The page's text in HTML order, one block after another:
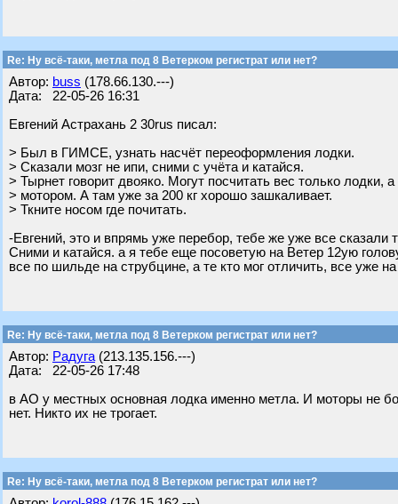
Re: Ну всё-таки, метла под 8 Ветерком регистрат или нет?
Автор: buss (178.66.130.---)
Дата: 22-05-26 16:31
Евгений Астрахань 2 30rus писал:
> Был в ГИМСЕ, узнать насчёт переоформления лодки.
> Сказали мозг не ипи, сними с учёта и катайся.
> Тырнет говорит двояко. Могут посчитать вес только лодки,
> мотором. А там уже за 200 кг хорошо зашкаливает.
> Ткните носом где почитать.
-Евгений, это и впрямь уже перебор, тебе же уже все сказали
Сними и катайся. а я тебе еще посоветую на Ветер 12ую
все по шильде на струбцине, а те кто мог отличить, все уже
Re: Ну всё-таки, метла под 8 Ветерком регистрат или нет?
Автор: Радуга (213.135.156.---)
Дата: 22-05-26 17:48
в АО у местных основная лодка именно метла. И моторы не
нет. Никто их не трогает.
Re: Ну всё-таки, метла под 8 Ветерком регистрат или нет?